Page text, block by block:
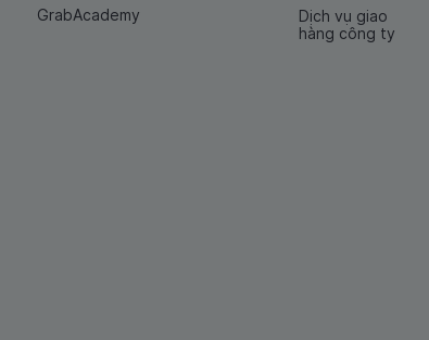
GrabAcademy
Dịch vụ giao
hàng công ty